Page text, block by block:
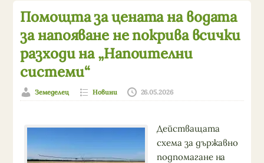
Помощта за цената на водата
за напояване не покрива всички
разходи на „Напоителни
системи“
Земеделец Новини 26.05.2026
Действащата
схема за държавно
подпомагане на